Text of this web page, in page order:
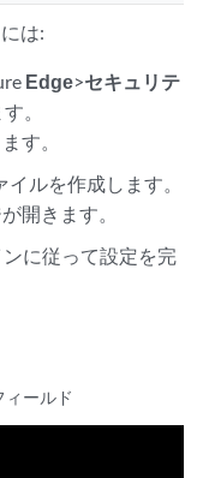
は:
Edge>セキュリテ
。
す。
ルを作成します。
開きます。
に従って設定を完
ィールド